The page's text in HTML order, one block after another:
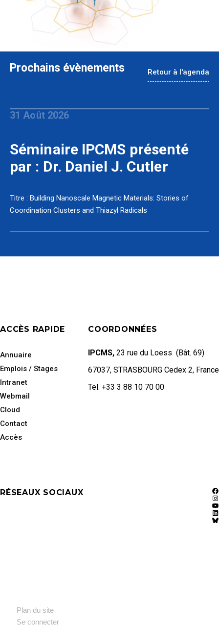
Prochains évènements Retour à l'agenda
31 Août 2026
Séminaire IPCMS présenté
par : Dr. Daniel J. Cutler
Titre : Building Nanoscale Magnetic Materials: Stories of
Coordination Clusters and Thiazyl Radicals
ACCÈS RAPIDE
Annuaire
Emplois / Stages
Intranet
Webmail
Cloud
Contact
Accès
COORDONNÉES
IPCMS, 23 rue du Loess (Bât. 69)
67037, STRASBOURG Cedex 2, France
Tel. +33 3 88 10 70 00
RÉSEAUX SOCIAUX
Plan du site
Se connecter